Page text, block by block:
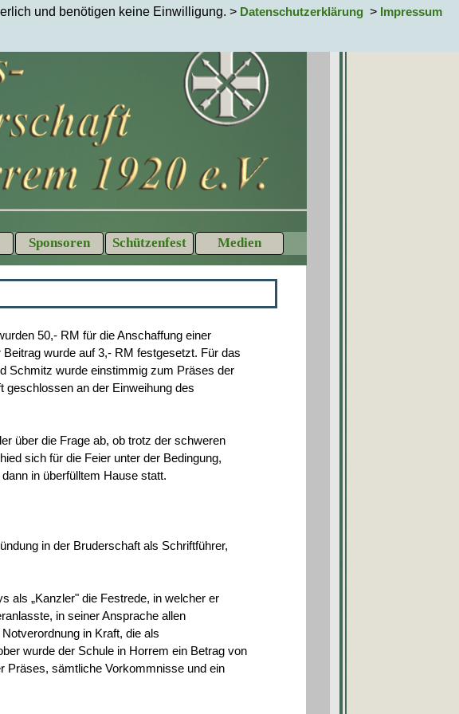
und benötigen keine Einwilligung. > Datenschutzerklärung > Impressum
▼
Sponsoren ▼
Schützenfest ▼
Medien
50,- RM für die Anschaffung einer
wurde auf 3,- RM festgesetzt. Für das
Schmitz wurde einstimmig zum Präses der
geschlossen an der Einweihung des
über die Frage ab, ob trotz der schweren
sich für die Feier unter der Bedingung,
in überfülltem Hause statt.
in der Bruderschaft als Schriftführer,
als „Kanzler" die Festrede, in welcher er
in seiner Ansprache allen
in Kraft, die als
wurde der Schule in Horrem ein Betrag von
Präses, sämtliche Vorkommnisse und ein